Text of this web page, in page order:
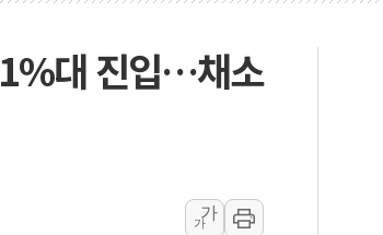
뉴욕증시 프리뷰, 미 주가선물 AI주 차익실현 속 혼
청와대, 북한 단거리 탄도미사일 발사에 긴급 안보 점
[베트남 증시] 지수 하락 속 'DGC' 임시 주총 기대감
대 진입…채소
가
가